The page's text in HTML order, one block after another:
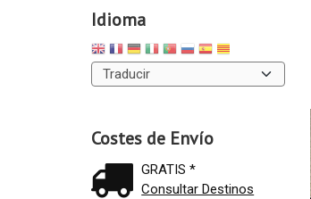
Idioma
Costes de Envío
GRATIS *
Consultar Destinos